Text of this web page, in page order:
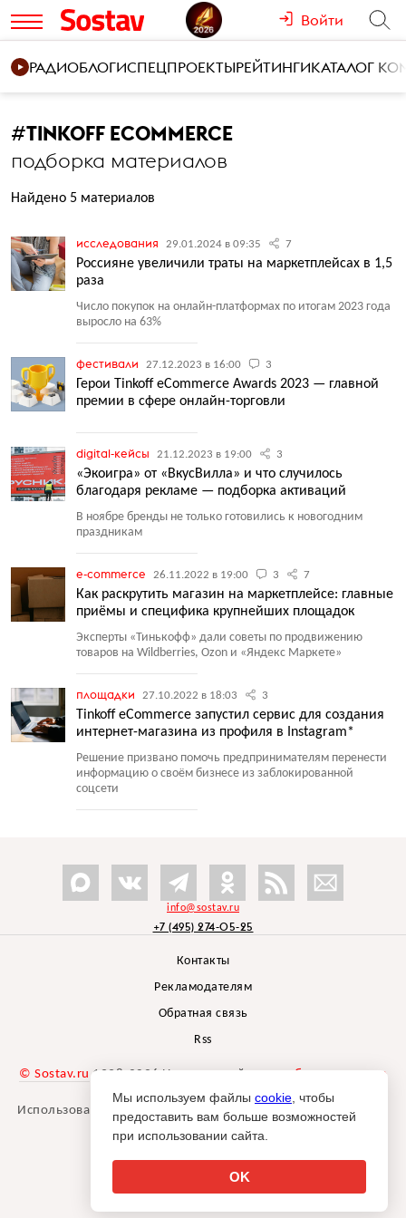
Войти
РАДИОБЛОГИСПЕЦПРОЕКТЫРЕЙТИНГИКАТАЛОГ
#TINKOFF ECOMMERCE
подборка материалов
Найдено 5 материалов
исследования 29.01.2024 в 09:35 7
Россияне увеличили траты на маркетплейсах в 1,5
раза
Число покупок на онлайн-платформах по итогам 2023 года
выросло на 63%
фестивали 27.12.2023 в 16:00 3
Герои Tinkoff eCommerce Awards 2023 — главной
премии в сфере онлайн-торговли
digital-кейсы 21.12.2023 в 19:00 3
«Экоигра» от «ВкусВилла» и что случилось
благодаря рекламе — подборка активаций
В ноябре бренды не только готовились к новогодним
праздникам
e-commerce 26.11.2022 в 19:00 3 7
Как раскрутить магазин на маркетплейсе: главные
приёмы и специфика крупнейших площадок
Эксперты «Тинькофф» дали советы по продвижению
товаров на Wildberries, Ozon и «Яндекс Маркете»
площадки 27.10.2022 в 18:03 3
Tinkoff eCommerce запустил сервис для создания
интернет-магазина из профиля в Instagram*
Решение призвано помочь предпринимателям перенести
информацию о своём бизнесе из заблокированной
соцсети
info@sostav.ru
+7 (495) 274-05-25
Контакты
Рекламодателям
Обратная связь
Rss
© Sostav.ru 1998-2026 Независимый проектбрендингового
агентства Depot
Использование материалов Sostav.ru допустимо только при
указании источника.
Мы используем файлы cookie , чтобы
предоставить вам больше возможностей
при использовании сайта.
OK